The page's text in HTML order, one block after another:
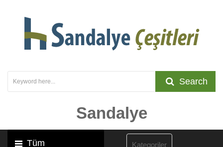
Search
Sandalye
Tüm
Kategoriler